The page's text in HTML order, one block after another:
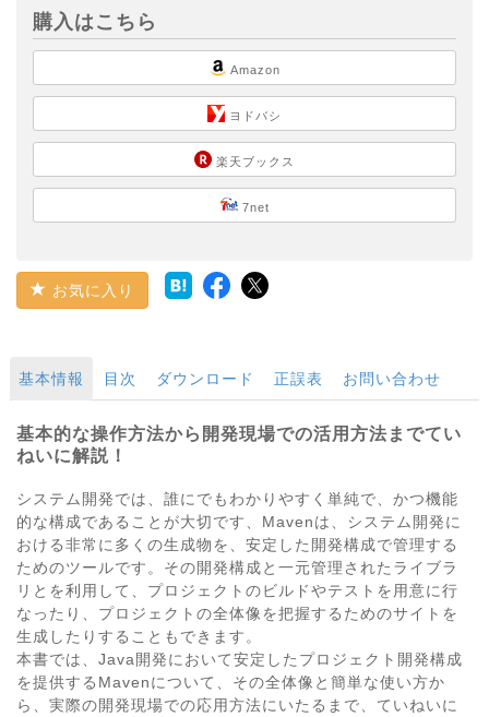
購入はこちら
Amazon
ヨドバシ
楽天ブックス
7net
お気に入り
基本情報 目次 ダウンロード 正誤表 お問い合わせ
基本的な操作方法から開発現場での活用方法までてい
ねいに解説！
システム開発では、誰にでもわかりやすく単純で、かつ機能
的な構成であることが大切です、Mavenは、システム開発に
おける非常に多くの生成物を、安定した開発構成で管理する
ためのツールです。その開発構成と一元管理されたライブラ
リとを利用して、プロジェクトのビルドやテストを用意に行
なったり、プロジェクトの全体像を把握するためのサイトを
生成したりすることもできます。
本書では、Java開発において安定したプロジェクト開発構成
を提供するMavenについて、その全体像と簡単な使い方か
ら、実際の開発現場での応用方法にいたるまで、ていねいに